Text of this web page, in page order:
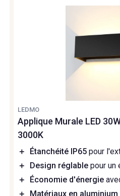
LEDMO
Applique Murale LED
3000K
＋ Étanchéité IP65 pour
＋
Design réglable pour un
＋
Économie d'énergie
＋
Matériaux en aluminium